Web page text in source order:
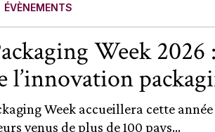
ÉVÈNEMENTS
Week 2026
l’innovation
Week accueillera cette
venus de plus de 100 pays...